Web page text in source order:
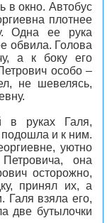
в окно. Автобус
плотнее
Одна ее рука
обвила. Голова
а к боку его
особо –
не шевелясь,
в руках Галя,
и к ним.
уютно
она
осторожно,
принял их, а
Галя взяла его,
две бутылочки